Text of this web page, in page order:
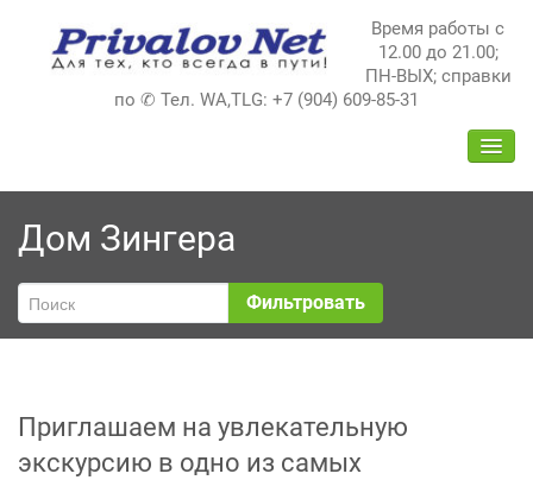
содержимому
Время работы с
12.00 до 21.00;
ПН-ВЫХ; справки
по ✆ Тел. WA,TLG: +7 (904) 609-85-31
Дом Зингера
Фильтровать
Приглашаем на увлекательную
экскурсию в одно из самых